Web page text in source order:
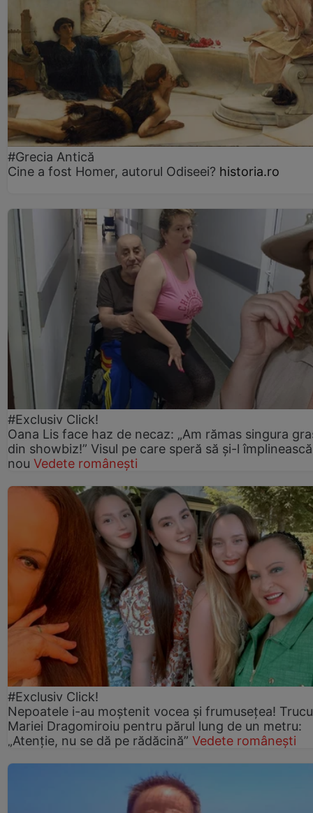
#Grecia Antică
Cine a fost Homer, autorul Odiseei? historia.ro
#Exclusiv Click!
Oana Lis face haz de necaz: „Am rămas singura
din showbiz!” Visul pe care speră să și-l
nou Vedete românești
#Exclusiv Click!
Nepoatele i-au moștenit vocea și frumusețea!
Mariei Dragomiroiu pentru părul lung de un metru:
„Atenție, nu se dă pe rădăcină” Vedete românești